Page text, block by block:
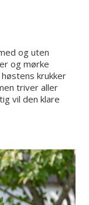
og uten
og mørke
krukker
triver aller
vil den klare